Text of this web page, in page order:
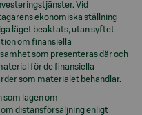
Vid
ekonomiska ställning
läget beaktats, utan syftet
om finansiella
som presenteras där och
för de finansiella
som materialet behandlar.
lagen om
distansförsäljning enligt